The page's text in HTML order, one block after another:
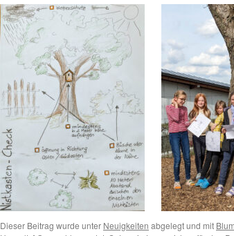
Dieser Beitrag wurde unter Neuigkeiten abgelegt und mit